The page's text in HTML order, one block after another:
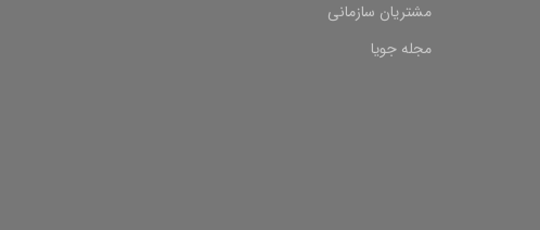
مشتریان سازمانی
مجله جویا